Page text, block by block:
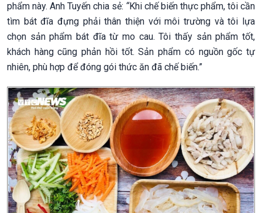
phẩm này. Anh Tuyến chia sẻ: “Khi chế biến thực phẩm, tôi cần
tìm bát đĩa đựng phải thân thiện với môi trường và tôi lựa
chọn sản phẩm bát đĩa từ mo cau. Tôi thấy sản phẩm tốt,
khách hàng cũng phản hồi tốt. Sản phẩm có nguồn gốc tự
nhiên, phù hợp để đóng gói thức ăn đã chế biến.”